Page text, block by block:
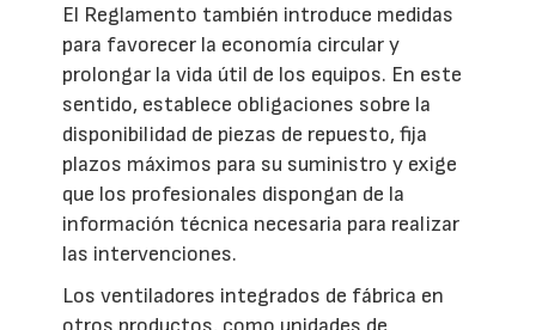
El Reglamento también introduce medidas
para favorecer la economía circular y
prolongar la vida útil de los equipos. En este
sentido, establece obligaciones sobre la
disponibilidad de piezas de repuesto, fija
plazos máximos para su suministro y exige
que los profesionales dispongan de la
información técnica necesaria para realizar
las intervenciones.
Los ventiladores integrados de fábrica en